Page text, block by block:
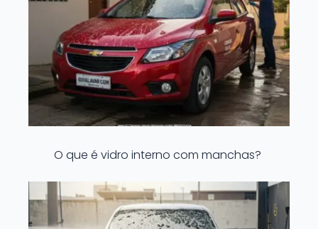
O que é vidro interno com manchas?